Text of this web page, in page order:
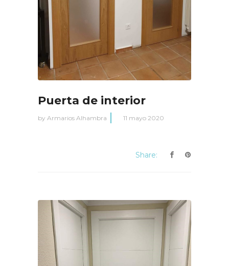
Puerta de interior
by Armarios Alhambra 11 mayo 2020
Share: